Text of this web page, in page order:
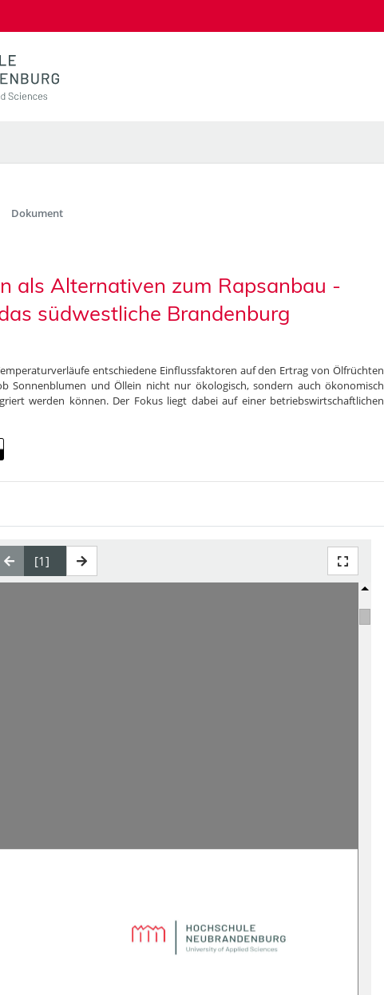
Dokument
als Alternativen zum Rapsanbau -
südwestliche Brandenburg
entschiedene Einflussfaktoren auf den Ertrag von Ölfrüchten
Sonnenblumen und Öllein nicht nur ökologisch, sondern auch ökonomisch
werden können. Der Fokus liegt dabei auf einer betriebswirtschaftlichen